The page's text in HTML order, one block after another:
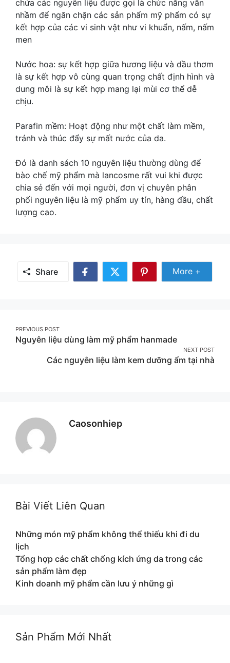
chứa các nguyên liệu được gọi là chức năng vẫn
nhầm để ngăn chặn các sản phẩm mỹ phẩm có sự
kết hợp của các vi sinh vật như vi khuẩn, nấm, nấm
men
Nước hoa: sự kết hợp giữa hương liệu và dầu thơm
là sự kết hợp vô cùng quan trọng chất định hình và
dung môi là sự kết hợp mang lại mùi cơ thể dễ
chịu.
Parafin mềm: Hoạt động như một chất làm mềm,
tránh và thúc đẩy sự mất nước của da.
Đó là danh sách 10 nguyên liệu thường dùng để
bào chế mỹ phẩm mà lancosme rất vui khi được
chia sẻ đến với mọi người, đơn vị chuyên phân
phối nguyên liệu là mỹ phẩm uy tín, hàng đầu, chất
lượng cao.
Share
Share
Share
Share
More
More +
Post
navigation
PREVIOUS POST
Nguyên liệu dùng làm mỹ phẩm hanmade
NEXT POST
Các nguyên liệu làm kem dưỡng ẩm tại nhà
Caosonhiep
Bài Viết Liên Quan
Những món mỹ phẩm không thể thiếu khi đi du
lịch
Tổng hợp các chất chống kích ứng da trong các
sản phẩm làm đẹp
Kinh doanh mỹ phẩm cần lưu ý những gì
Sản Phẩm Mới Nhất